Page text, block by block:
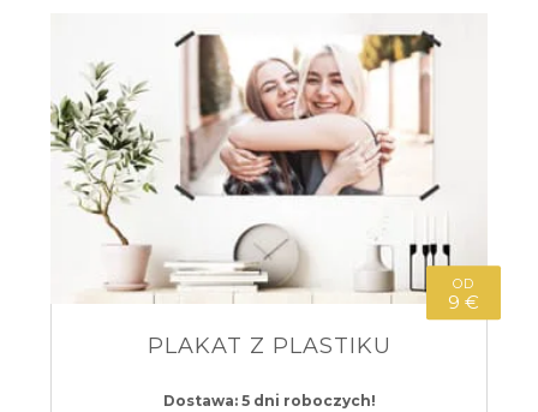
OD
9 €
PLAKAT Z PLASTIKU
Dostawa: 5 dni roboczych!